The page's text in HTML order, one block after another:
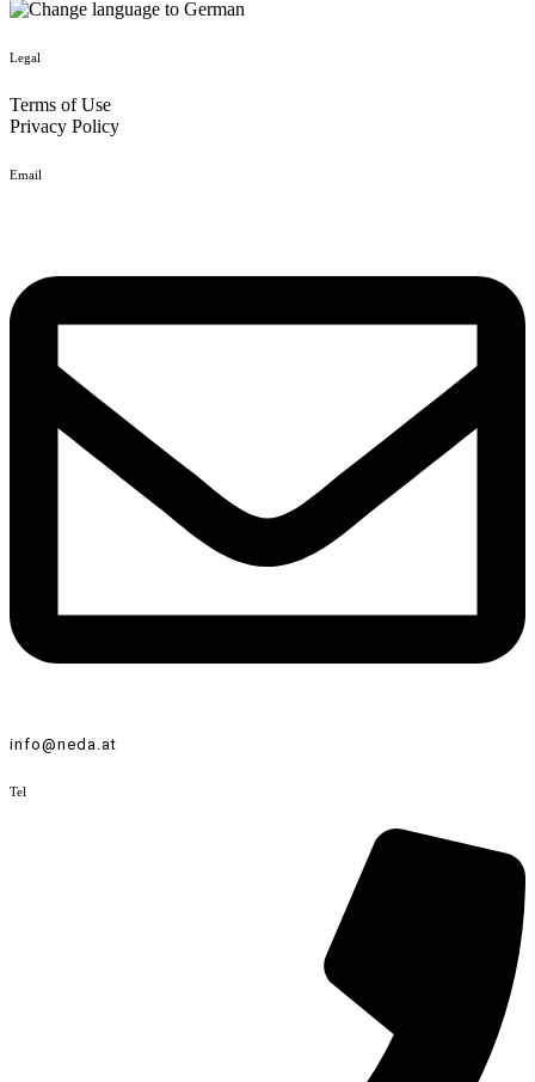
Legal
Terms of Use
Privacy Policy
Email
info@neda.at
Tel